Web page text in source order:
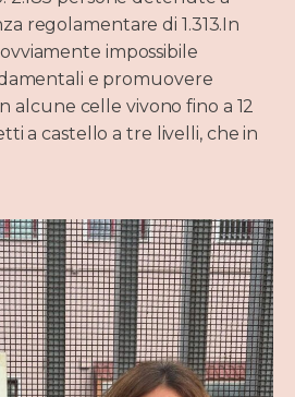
regolamentare di 1.313.In
impossibile
e promuovere
alcune celle vivono fino a 12
a castello a tre livelli, che in